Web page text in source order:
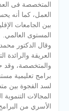
المتخصصة فى
العمل، كما أنه
بين الجامعات
المستوى العالمي.
وقال الدكتور
العريقة والرائدة
والمتخصصة، وقد
برامج تعليمية
لسد الفجوة بين
المجالات
الأسري من